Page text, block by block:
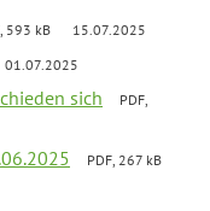
593 kB 15.07.2025
01.07.2025
sich
PDF,
PDF, 267 kB